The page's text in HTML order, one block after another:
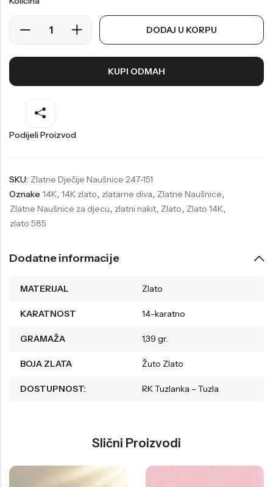
DODAJ U KORPU
KUPI ODMAH
Podijeli Proizvod
SKU: Zlatne Dječije Naušnice 247-151
Oznake 14K, 14K zlato, zlatarne diva, Zlatne Naušnice,
Zlatne Naušnice za djecu, zlatni nakit, Zlato, Zlato 14K,
zlato 585
Dodatne informacije
MATERIJAL Zlato
KARATNOST 14-karatno
GRAMAŽA 1,39 gr.
BOJA ZLATA Žuto Zlato
DOSTUPNOST: RK Tuzlanka – Tuzla
Slični Proizvodi
Daniel Klein
Festina
UP!
Liu-Jo
Versus